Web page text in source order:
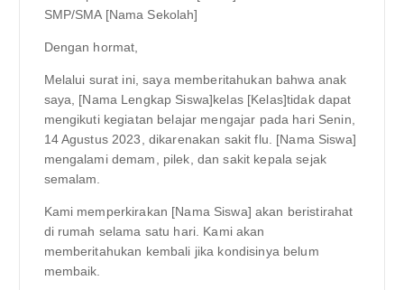
SMP/SMA [Nama Sekolah]
Dengan hormat,
Melalui surat ini, saya memberitahukan bahwa anak
saya, [Nama Lengkap Siswa]kelas [Kelas]tidak dapat
mengikuti kegiatan belajar mengajar pada hari Senin,
14 Agustus 2023, dikarenakan sakit flu. [Nama Siswa]
mengalami demam, pilek, dan sakit kepala sejak
semalam.
Kami memperkirakan [Nama Siswa] akan beristirahat
di rumah selama satu hari. Kami akan
memberitahukan kembali jika kondisinya belum
membaik.